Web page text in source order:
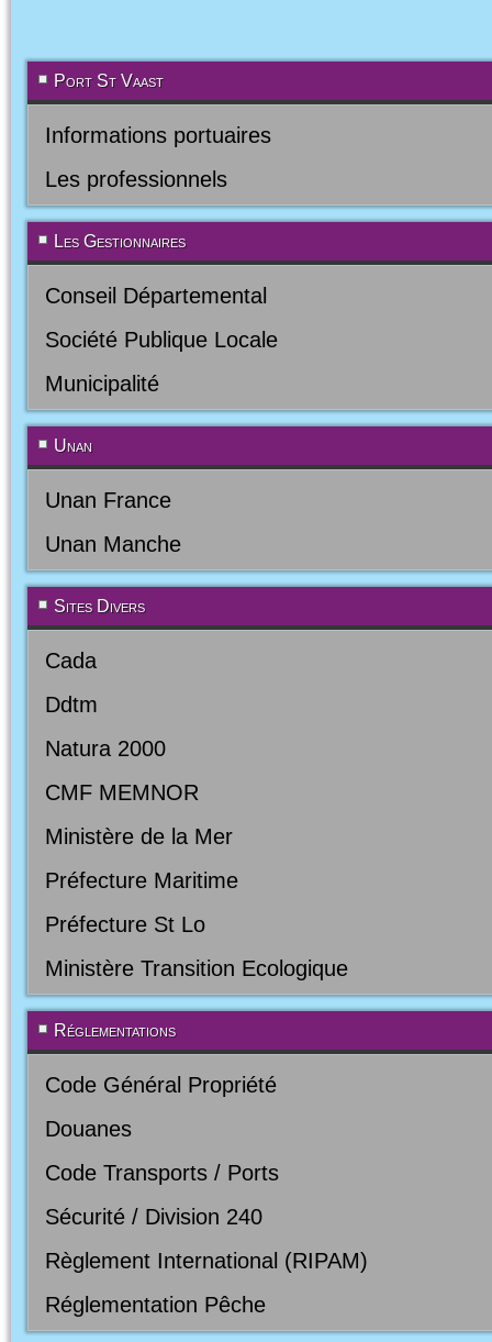
Port St Vaast
Informations portuaires
Les professionnels
Les Gestionnaires
Conseil Départemental
Société Publique Locale
Municipalité
Unan
Unan France
Unan Manche
Sites Divers
Cada
Ddtm
Natura 2000
CMF MEMNOR
Ministère de la Mer
Préfecture Maritime
Préfecture St Lo
Ministère Transition Ecologique
Réglementations
Code Général Propriété
Douanes
Code Transports / Ports
Sécurité / Division 240
Règlement International (RIPAM)
Réglementation Pêche